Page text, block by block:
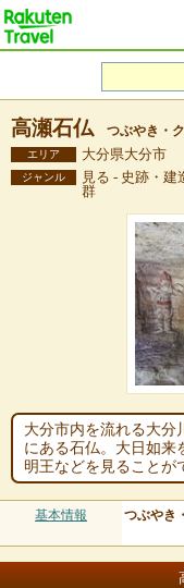
高瀬石仏 つぶやき・
エリア 大分県大分市
ジャンル
見る - 史跡・建
群
大分市内を流れる大分
にある石仏。大日如来
明王などを見ることが
基本情報 つぶやき